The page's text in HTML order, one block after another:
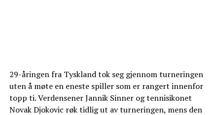
29-åringen fra Tyskland tok seg gjennom turneringen
uten å møte en eneste spiller som er rangert innenfor
topp ti. Verdensener Jannik Sinner og tennisikonet
Novak Djokovic røk tidlig ut av turneringen, mens den